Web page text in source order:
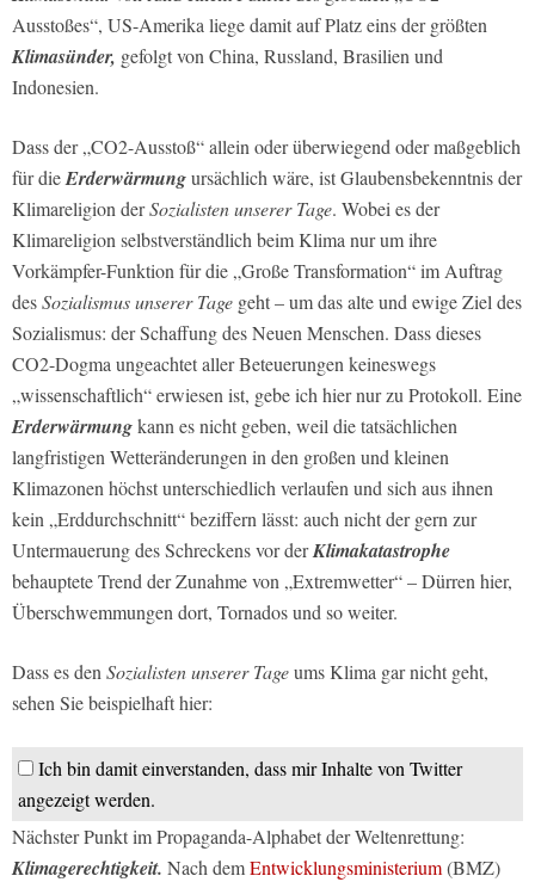
Ausstoßes“, US-Amerika liege damit auf Platz eins der größten
Klimasünder, gefolgt von China, Russland, Brasilien und
Indonesien.
Dass der „CO2-Ausstoß“ allein oder überwiegend oder maßgeblich
für dieErderwärmungursächlich wäre, ist Glaubensbekenntnis der
Klimareligion derSozialisten unserer Tage. Wobei es der
Klimareligion selbstverständlich beim Klima nur um ihre
Vorkämpfer-Funktion für die „Große Transformation“ im Auftrag
desSozialismus unserer Tage geht – um das alte und ewige Ziel des
Sozialismus: der Schaffung des Neuen Menschen. Dass dieses
CO2-Dogma ungeachtet aller Beteuerungen keineswegs
„wissenschaftlich“ erwiesen ist, gebe ich hier nur zu Protokoll. Eine
Erderwärmungkann es nicht geben, weil die tatsächlichen
langfristigen Wetteränderungen in den großen und kleinen
Klimazonen höchst unterschiedlich verlaufen und sich aus ihnen
kein „Erddurchschnitt“ beziffern lässt: auch nicht der gern zur
Untermauerung des Schreckens vor derKlimakatastrophe
behauptete Trend der Zunahme von „Extremwetter“ – Dürren hier,
Überschwemmungen dort, Tornados und so weiter.
Dass es den Sozialisten unserer Tageums Klima gar nicht geht,
sehen Sie beispielhaft hier:
Ich bin damit einverstanden, dass mir Inhalte von Twitter
angezeigt werden.
Nächster Punkt im Propaganda-Alphabet der Weltenrettung:
Klimagerechtigkeit. Nach demEntwicklungsministerium(BMZ)